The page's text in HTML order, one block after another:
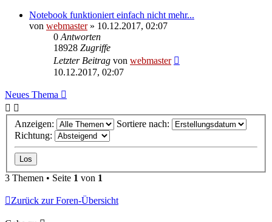
Notebook funktioniert einfach nicht mehr...
von webmaster» 10.12.2017, 02:07
0 Antworten
18928 Zugriffe
Letzter Beitrag von webmaster
10.12.2017, 02:07
Neues Thema
Anzeigen:
Sortiere nach:
Richtung:
3 Themen • Seite 1 von 1
Zurück zur Foren-Übersicht